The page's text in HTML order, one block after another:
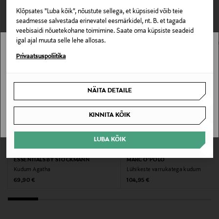
Klõpsates "Luba kõik", nõustute sellega, et küpsiseid võib teie
seadmesse salvestada erinevatel eesmärkidel, nt. B. et tagada
veebisaidi nõuetekohane toimimine. Saate oma küpsiste seadeid
igal ajal muuta selle lehe allosas.
Privaatsuspoliitika
NÄITA DETAILE
KINNITA KÕIK
LUBA KÕIK
Materjal
96% polüester, 4% elastaan
Voodri materjal
Järgige hoolikalt toote hooldus- ja pesemisjuhiseid.
V-Kaelus
VAATASID KA
2 TK €119 EEST EELIS KUPONGIGA
ESSENTIALS BY STOCKMANN
Kudum Agatha
Original Price
69,90 €
EELIS KUPONGIGA
MARC O'POLO
Lühikeste varrukatega kudum
Original Price
104,95 €
Stockmann pole Sinu riigis saadaval.
SAAN ARU